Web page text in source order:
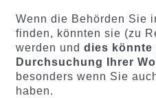
Wenn die Behörden Sie
finden, könnten sie (zu
werden und dies könnte
Durchsuchung Ihrer
besonders wenn Sie
haben.